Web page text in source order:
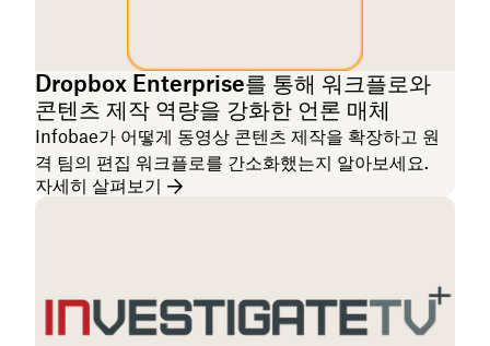
Dropbox Enterprise를 통해 워크플로와
콘텐츠 제작 역량을 강화한 언론 매체
Infobae가 어떻게 동영상 콘텐츠 제작을 확장하고 원
격 팀의 편집 워크플로를 간소화했는지 알아보세요.
자세히 살펴보기